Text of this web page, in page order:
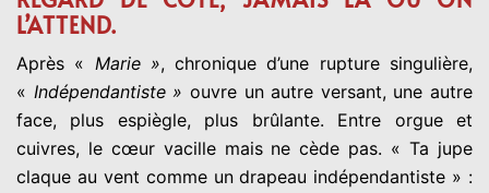
L’ATTEND.
Après « Marie », chronique d’une rupture singulière,
« Indépendantiste » ouvre un autre versant, une autre
face, plus espiègle, plus brûlante. Entre orgue et
cuivres, le cœur vacille mais ne cède pas. « Ta jupe
claque au vent comme un drapeau indépendantiste » :